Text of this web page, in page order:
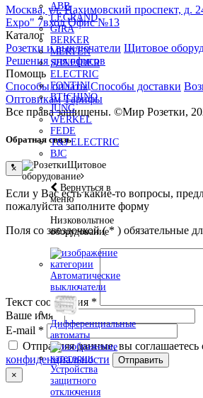
ABB
LEGRAND
GIRA
BERKER
MERTEN
SHNEIDER
ELECTRIC
FONTINI
BTICHINO
JUNG
WERKEL
FEDE
T&J ELECTRIC
BJC
Щитовое
оборудование
Вернуться в
меню
Низковольтное
оборудование
Автоматические
выключатели
Дифференциальные
автоматы
Устройства
защитного
отключения
Москва, ул. Нахимовский проспект, д.
Expo" 7вход Офис №13
Каталог
Розетки и выключатели Щитовое
Решения для офисов
Помощь
Способы оплаты Способы доставки
Оптовикам Тарифы
Все права защищены. ©Мир Розетки,
Обратная связь
×
Если у Вас есть какие-то вопросы,
пожалуйста заполните форму
Поля со звездочкой (* ) обязательные
Текст сообщения *
Ваше имя *
E-mail *
Отправляя данные, вы соглашаетесь
конфиденциальности
Отправить
×